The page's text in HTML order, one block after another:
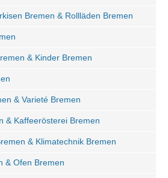
Bremen & Rollläden Bremen
& Kinder Bremen
& Varieté Bremen
& Kaffeerösterei Bremen
& Klimatechnik Bremen
& Ofen Bremen